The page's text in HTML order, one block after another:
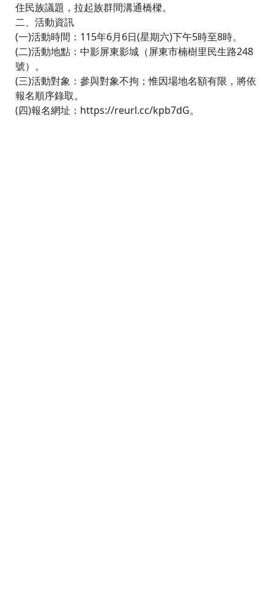
住民族議題，拉起族群間溝通橋樑。
二、活動資訊
(一)活動時間：115年6月6日(星期六)下午5時至8時。
(二)活動地點：中影屏東影城（屏東市楠樹里民生路248
號）。
(三)活動對象：參與對象不拘；惟因場地名額有限，將依
報名順序錄取。
(四)報名網址：https://reurl.cc/kpb7dG。